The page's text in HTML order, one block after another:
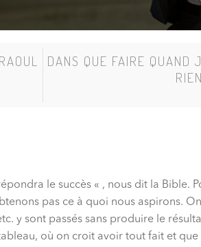
DANS QUE FAIRE QUAND
le succès « , nous dit la Bible.
pas ce à quoi nous aspirons.
y sont passés sans produire le
où on croit avoir tout fait et que